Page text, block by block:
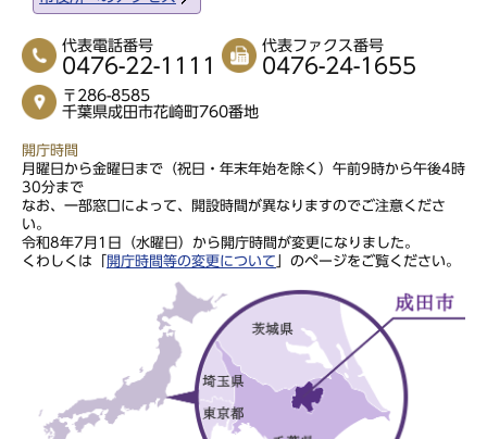
代表電話番号
0476-22-1111
代表ファクス番号
0476-24-1655
〒286-8585
千葉県成田市花崎町760番地
開庁時間
月曜日から金曜日まで（祝日・年末年始を除く）午前9時から午後4時
30分まで
なお、一部窓口によって、開設時間が異なりますのでご注意くださ
い。
令和8年7月1日（水曜日）から開庁時間が変更になりました。
くわしくは「
開庁時間等の変更について 」のページをご覧ください。